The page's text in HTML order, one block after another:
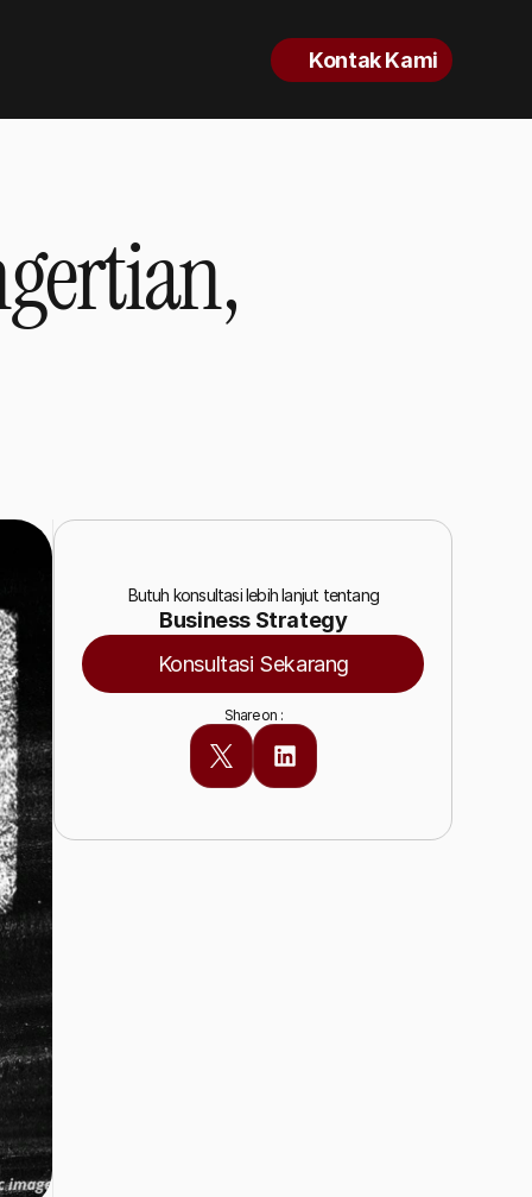
Kontak Kami
Butuh konsultasi lebih lanjut tentang
Business Strategy
Konsultasi Sekarang
Share on :